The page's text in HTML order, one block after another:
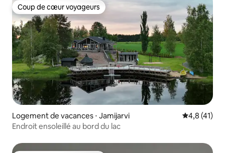
Coup de cœur voyageurs
Coup de cœur voyageurs
Logement de vacances ⋅ Jamijarvi Évaluation
4,8 (41)
Endroit ensoleillé au bord du lac